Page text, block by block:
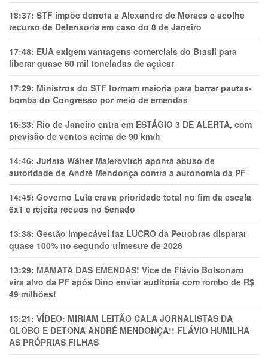
18:37: STF impõe derrota a Alexandre de Moraes e acolhe
recurso de Defensoria em caso do 8 de Janeiro
17:48: EUA exigem vantagens comerciais do Brasil para
liberar quase 60 mil toneladas de açúcar
17:29: Ministros do STF formam maioria para barrar pautas-
bomba do Congresso por meio de emendas
16:33: Rio de Janeiro entra em ESTÁGIO 3 DE ALERTA, com
previsão de ventos acima de 90 km/h
14:46: Jurista Wálter Maierovitch aponta abuso de
autoridade de André Mendonça contra a autonomia da PF
14:45: Governo Lula crava prioridade total no fim da escala
6x1 e rejeita recuos no Senado
13:38: Gestão impecável faz LUCRO da Petrobras disparar
quase 100% no segundo trimestre de 2026
13:29: MAMATA DAS EMENDAS! Vice de Flávio Bolsonaro
vira alvo da PF após Dino enviar auditoria com rombo de R$
49 milhões!
13:21: VÍDEO: MIRIAM LEITÃO CALA JORNALISTAS DA
GLOBO E DETONA ANDRÉ MENDONÇA!! FLÁVIO HUMILHA
AS PRÓPRIAS FILHAS